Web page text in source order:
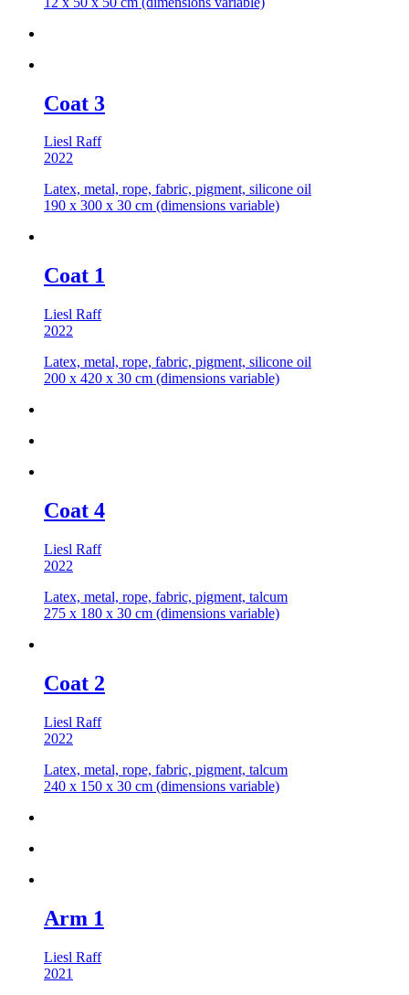
Coat 3
Liesl Raff
2022
Latex, metal, rope, fabric, pigment, silicone oil
190 x 300 x 30 cm (dimensions variable)
Coat 1
Liesl Raff
2022
Latex, metal, rope, fabric, pigment, silicone oil
200 x 420 x 30 cm (dimensions variable)
Coat 4
Liesl Raff
2022
Latex, metal, rope, fabric, pigment, talcum
275 x 180 x 30 cm (dimensions variable)
Coat 2
Liesl Raff
2022
Latex, metal, rope, fabric, pigment, talcum
240 x 150 x 30 cm (dimensions variable)
Arm 1
Liesl Raff
2021